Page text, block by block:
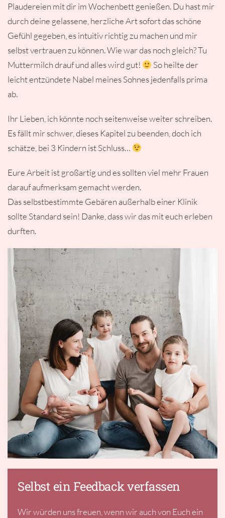
Plaudereien mit dir im Wochenbett genießen. Du hast mir
durch deine gelassene, herzliche Art sofort das schöne
Gefühl gegeben, es intuitiv richtig zu machen und mir
selbst vertrauen zu können. Wie war das noch gleich? Tu
Muttermilch drauf und alles wird gut!
So heilte der
leicht entzündete Nabel meines Sohnes jedenfalls prima
ab.
Ihr Lieben, ich könnte noch seitenweise weiter schreiben.
Es fällt mir schwer, dieses Kapitel zu beenden, doch ich
schätze, bei 3 Kindern ist Schluss…
Eure Arbeit ist großartig und es sollten viel mehr Frauen
darauf aufmerksam gemacht werden.
Das selbstbestimmte Gebären außerhalb einer Klinik
sollte Standard sein! Danke, dass wir das mit euch erleben
durften.
Selbst ein Feedback verfassen
Wir würden uns freuen, wenn wir auch von Euch ein